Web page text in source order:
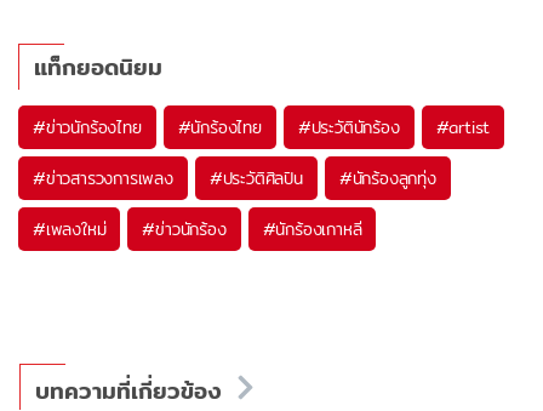
แท็กยอดนิยม
#ข่าวนักร้องไทย #นักร้องไทย #ประวัตินักร้อง #artist
#ข่าวสารวงการเพลง #ประวัติศิลปิน #นักร้องลูกทุ่ง
#เพลงใหม่ #ข่าวนักร้อง #นักร้องเกาหลี
บทความที่เกี่ยวข้อง